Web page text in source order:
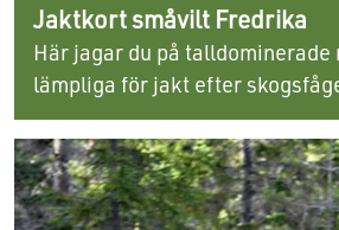
Jaktkort småvilt Fredrika
Här jagar du på talldominerade
lämpliga för jakt efter